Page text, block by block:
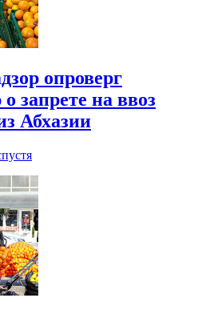
опроверг
запрете на ввоз
Абхазии